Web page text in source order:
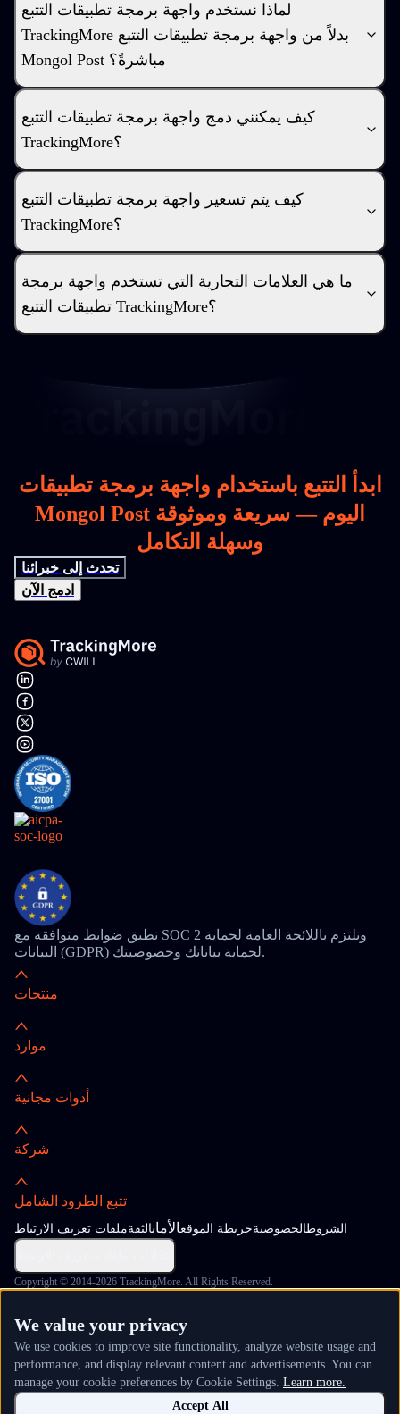
لماذا نستخدم واجهة برمجة تطبيقات التتبع
TrackingMore بدلاً من واجهة برمجة تطبيقات التتبع
Mongol Post مباشرةً؟
كيف يمكنني دمج واجهة برمجة تطبيقات التتبع
TrackingMore؟
كيف يتم تسعير واجهة برمجة تطبيقات التتبع
TrackingMore؟
ما هي العلامات التجارية التي تستخدم واجهة برمجة
تطبيقات التتبع TrackingMore؟
ابدأ التتبع باستخدام واجهة برمجة تطبيقات
Mongol Post اليوم — سريعة وموثوقة
وسهلة التكامل
تحدث إلى خبرائنا
ادمج الآن
نطبق ضوابط متوافقة مع SOC 2 ونلتزم باللائحة العامة لحماية
البيانات (GDPR) لحماية بياناتك وخصوصيتك.
منتجات
موارد
أدوات مجانية
شركة
تتبع الطرود الشامل
الشروطالخصوصيةخريطة الموقعالأمانالثقةملفات تعريف الارتباط
Copyright © 2014-2026 TrackingMore. All Rights Reserved.
We value your privacy
We use cookies to improve site functionality, analyze website usage and
performance, and display relevant content and advertisements. You can
manage your cookie preferences by Cookie Settings. Learn more.
Accept All